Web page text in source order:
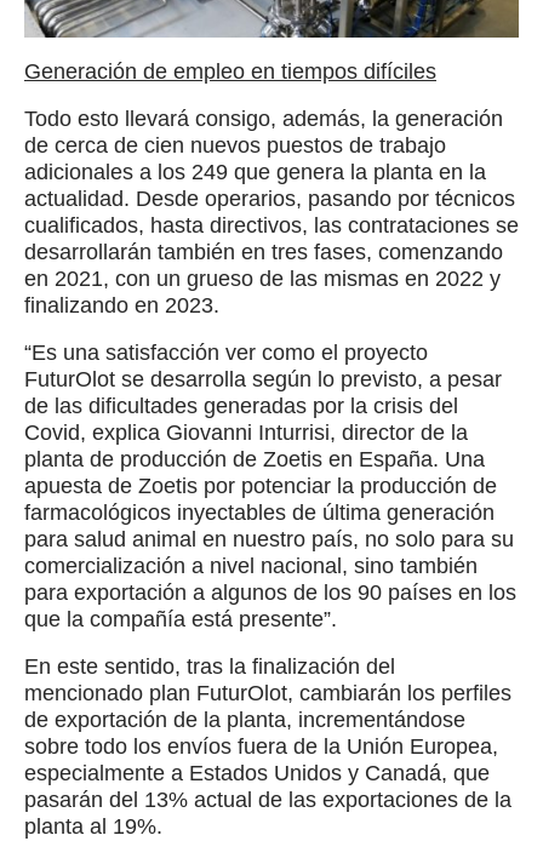
Generación de empleo en tiempos difíciles
Todo esto llevará consigo, además, la generación
de cerca de cien nuevos puestos de trabajo
adicionales a los 249 que genera la planta en la
actualidad. Desde operarios, pasando por técnicos
cualificados, hasta directivos, las contrataciones se
desarrollarán también en tres fases, comenzando
en 2021, con un grueso de las mismas en 2022 y
finalizando en 2023.
“Es una satisfacción ver como el proyecto
FuturOlot se desarrolla según lo previsto, a pesar
de las dificultades generadas por la crisis del
Covid, explica Giovanni Inturrisi, director de la
planta de producción de Zoetis en España. Una
apuesta de Zoetis por potenciar la producción de
farmacológicos inyectables de última generación
para salud animal en nuestro país, no solo para su
comercialización a nivel nacional, sino también
para exportación a algunos de los 90 países en los
que la compañía está presente”.
En este sentido, tras la finalización del
mencionado plan FuturOlot, cambiarán los perfiles
de exportación de la planta, incrementándose
sobre todo los envíos fuera de la Unión Europea,
especialmente a Estados Unidos y Canadá, que
pasarán del 13% actual de las exportaciones de la
planta al 19%.